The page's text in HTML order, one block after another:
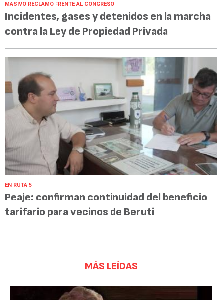
MASIVO RECLAMO FRENTE AL CONGRESO
Incidentes, gases y detenidos en la marcha
contra la Ley de Propiedad Privada
EN RUTA 5
Peaje: confirman continuidad del beneficio
tarifario para vecinos de Beruti
MÁS LEÍDAS